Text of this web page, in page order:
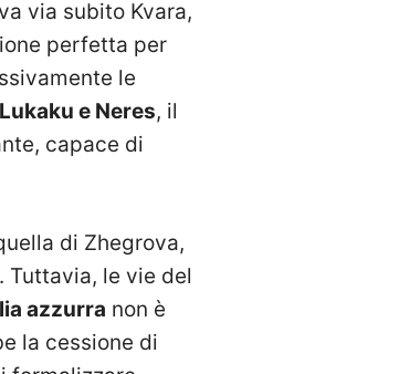
via subito Kvara,
perfetta per
le
e Neres, il
capace di
di Zhegrova,
Tuttavia, le vie del
azzurra non è
la cessione di